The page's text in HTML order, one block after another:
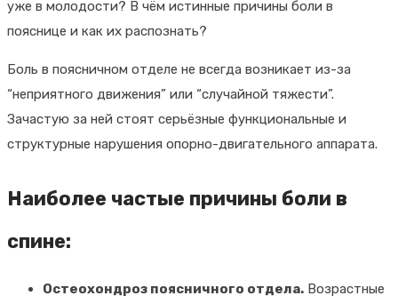
уже в молодости? В чём истинные причины боли в
пояснице и как их распознать?
Боль в поясничном отделе не всегда возникает из-за
“неприятного движения” или “случайной тяжести”.
Зачастую за ней стоят серьёзные функциональные и
структурные нарушения опорно-двигательного аппарата.
Наиболее частые причины боли в
спине:
Остеохондроз поясничного отдела. Возрастные